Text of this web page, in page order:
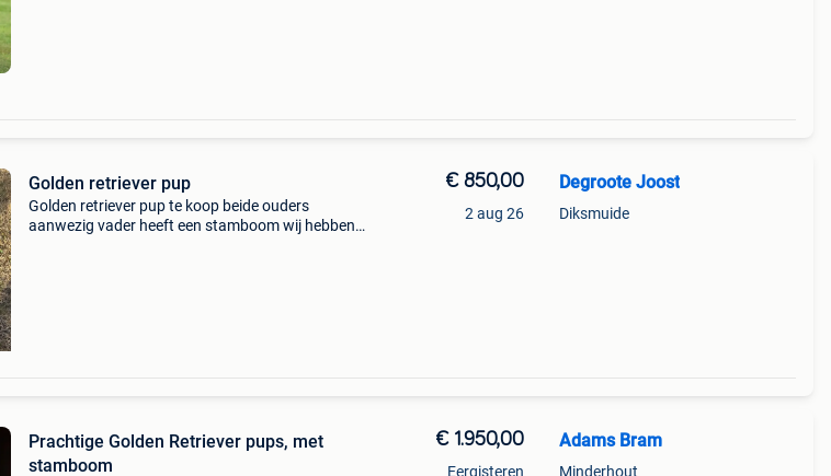
Golden retriever pup
Golden retriever pup te koop beide ouders
aanwezig vader heeft een stamboom wij hebben
€ 850,00
2 aug 26
Degroote Joost
Diksmuide
Prachtige Golden Retriever pups, met
stamboom
€ 1.950,00
Eergisteren
Adams Bram
Minderhout